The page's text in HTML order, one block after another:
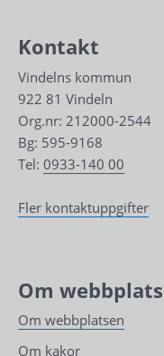
Kontakt
Vindelns kommun
922 81 Vindeln
Org.nr: 212000-2544
Bg: 595-9168
Tel: 0933-140 00
Fler kontaktuppgifter
Om
Om webbplatsen
Om kakor